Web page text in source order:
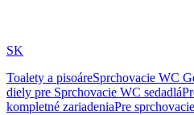
SK
Toalety a pisoáreSprchovacie WC
diely pre Sprchovacie WC sedadlá
kompletné zariadeniaPre